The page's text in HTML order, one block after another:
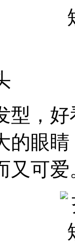
，好
的眼
又可爱